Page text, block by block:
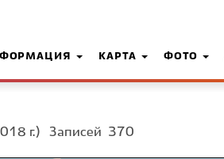
КАРТА ФОТО
г.) Записей 370